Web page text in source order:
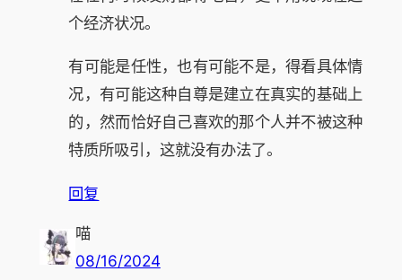
个经济状况。
有可能是任性，也有可能不是，得看具体情
况，有可能这种自尊是建立在真实的基础上
的，然而恰好自己喜欢的那个人并不被这种
特质所吸引，这就没有办法了。
回复
喵
08/16/2024